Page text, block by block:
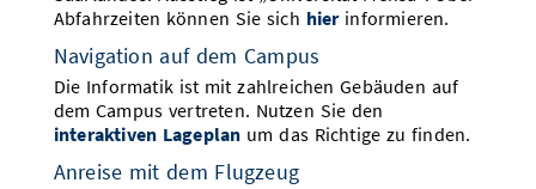
Abfahrzeiten können Sie sich hierinformieren.
Navigation auf dem Campus
Die Informatik ist mit zahlreichen Gebäuden auf
dem Campus vertreten. Nutzen Sie den
interaktiven Lageplan um das Richtige zu finden.
Anreise mit dem Flugzeug